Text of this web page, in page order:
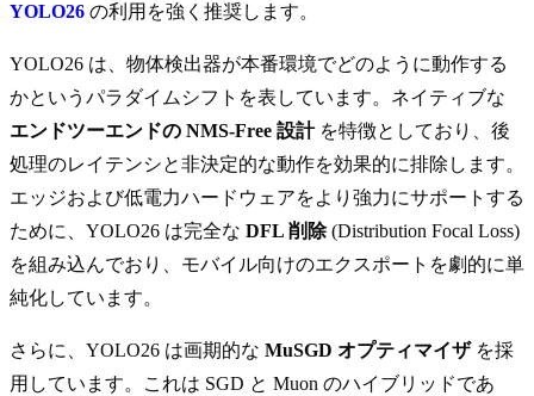
YOLO26 の利用を強く推奨します。
YOLO26 は、物体検出器が本番環境でどのように動作する
かというパラダイムシフトを表しています。ネイティブな
エンドツーエンドの NMS-Free 設計を特徴としており、後
処理のレイテンシと非決定的な動作を効果的に排除します。
エッジおよび低電力ハードウェアをより強力にサポートする
ために、YOLO26 は完全な DFL 削除(Distribution Focal Loss)
を組み込んでおり、モバイル向けのエクスポートを劇的に単
純化しています。
さらに、YOLO26 は画期的な MuSGD オプティマイザを採
用しています。これは SGD と Muon のハイブリッドであ